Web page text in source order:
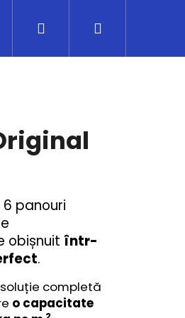
Totul despre
Autentificare
panouri
obișnuit într-
.
completă
o capacitate
departe